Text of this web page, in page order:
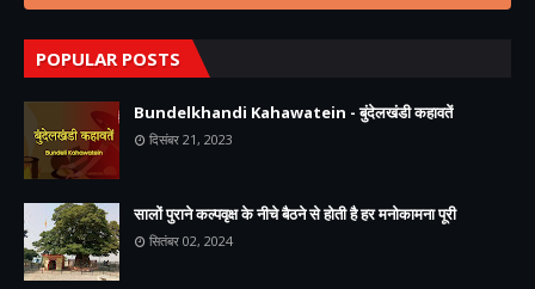
POPULAR POSTS
Bundelkhandi Kahawatein - बुंदेलखंडी कहावतें
दिसंबर 21, 2023
सालों पुराने कल्पवृक्ष के नीचे बैठने से होती है हर मनोकामना पूरी
सितंबर 02, 2024